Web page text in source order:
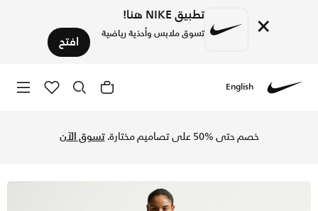
× تطبيق NIKE هنا!
تسوق ملابس وأحذية رياضية افتح
English
خصم حتى %50 على تصاميم مختارة. تسوق الآن